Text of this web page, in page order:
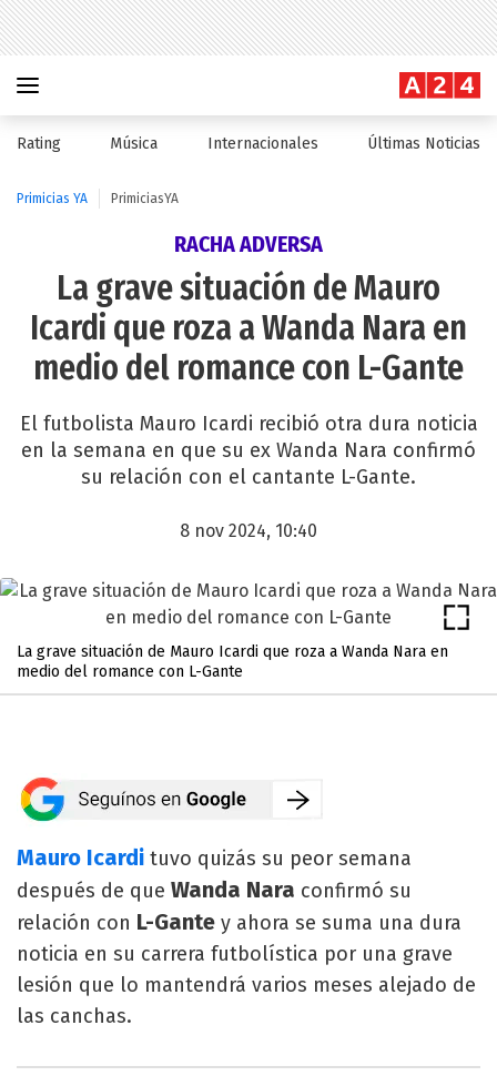
Rating Música Internacionales Últimas Noticias
Primicias YA PrimiciasYA
RACHA ADVERSA
La grave situación de Mauro
Icardi que roza a Wanda Nara en
medio del romance con L-Gante
El futbolista Mauro Icardi recibió otra dura noticia
en la semana en que su ex Wanda Nara confirmó
su relación con el cantante L-Gante.
8 nov 2024, 10:40
La grave situación de Mauro Icardi que roza a Wanda Nara en
medio del romance con L-Gante
Mauro Icardi tuvo quizás su peor semana
después de que Wanda Nara confirmó su
relación con L-Gante y ahora se suma una dura
noticia en su carrera futbolística por una grave
lesión que lo mantendrá varios meses alejado de
las canchas.